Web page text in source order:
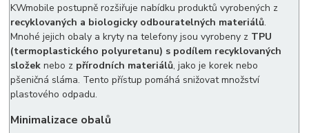
KWmobile postupně rozšiřuje nabídku produktů vyrobených z
recyklovaných a biologicky odbouratelných materiálů.
Mnohé jejich obaly a kryty na telefony jsou vyrobeny z TPU
(termoplastického polyuretanu) s podílem recyklovaných
složek nebo z přírodních materiálů, jako je korek nebo
pšeničná sláma. Tento přístup pomáhá snižovat množství
plastového odpadu.
Minimalizace obalů